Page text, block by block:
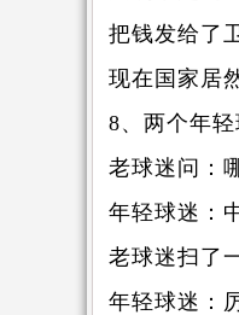
把钱发给了
现在国家居
8、两个年
老球迷问：
年轻球迷：
老球迷扫了
年轻球迷：